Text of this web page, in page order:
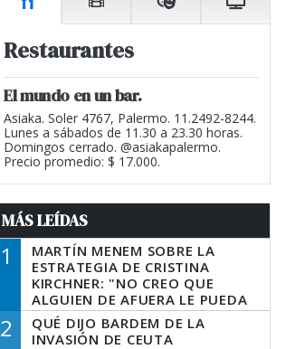
Restaurantes
El mundo en un bar.
Asiaka. Soler 4767, Palermo. 11.2492-8244.
Lunes a sábados de 11.30 a 23.30 horas.
Domingos cerrado. @asiakapalermo.
Precio promedio: $ 17.000.
MÁS LEÍDAS
1
MARTÍN MENEM SOBRE LA
ESTRATEGIA DE CRISTINA
KIRCHNER: "NO CREO QUE
ALGUIEN DE AFUERA LE PUEDA
DECIR A LA JUSTICIA LO QUE
TIENE QUE HACER"
2
QUÉ DIJO BARDEM DE LA
INVASIÓN DE CEUTA